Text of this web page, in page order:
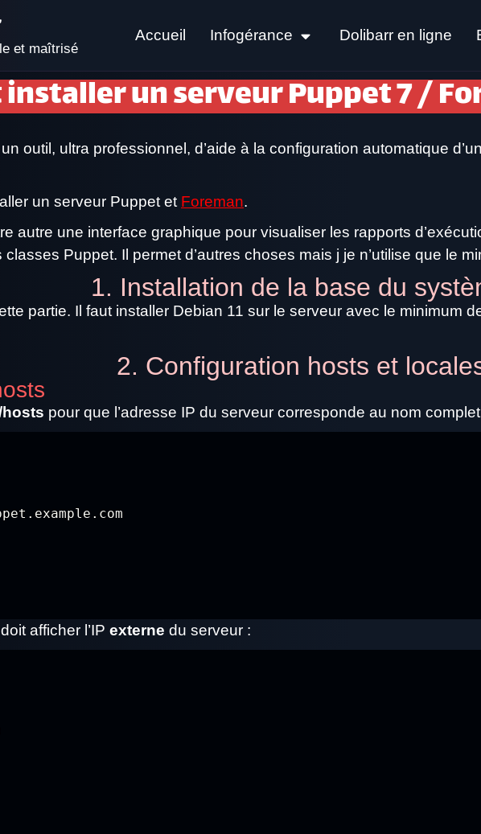
et maîtrisé
Accueil Infogérance Dolibarr en ligne
un serveur Puppet 7 /
outil, ultra professionnel, d’aide à la configuration automatique
un serveur Puppet et Foreman.
autre une interface graphique pour visualiser les rapports
Puppet. Il permet d’autres choses mais j je n’utilise que le
1. Installation de la base du
partie. Il faut installer Debian 11 sur le serveur avec le minimum
2. Configuration hosts et
hosts pour que l’adresse IP du serveur corresponde au nom
afficher l’IP externe du serveur :